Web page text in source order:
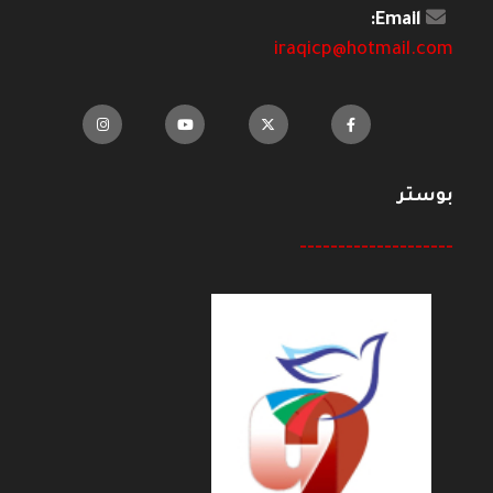
Email:
iraqicp@hotmail.com
بوستر
--------------------